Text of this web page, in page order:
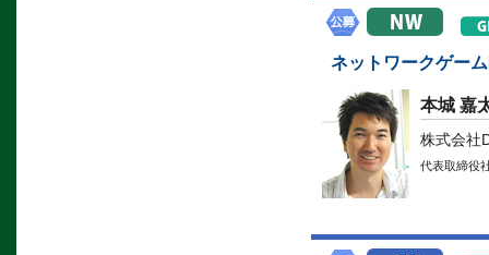
ネットワークゲー
本城 嘉
株式会社
代表取締役